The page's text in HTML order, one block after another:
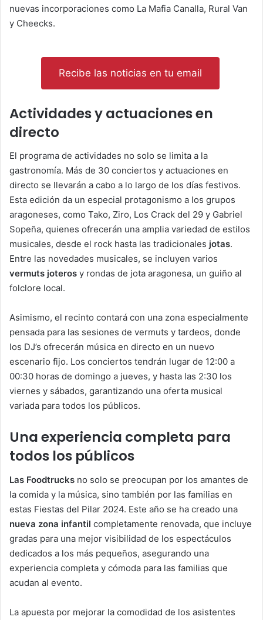
nuevas incorporaciones como La Mafia Canalla, Rural Van
y Cheecks.
Recibe las noticias en tu email
Actividades y actuaciones en
directo
El programa de actividades no solo se limita a la
gastronomía. Más de 30 conciertos y actuaciones en
directo se llevarán a cabo a lo largo de los días festivos.
Esta edición da un especial protagonismo a los grupos
aragoneses, como Tako, Ziro, Los Crack del 29 y Gabriel
Sopeña, quienes ofrecerán una amplia variedad de estilos
musicales, desde el rock hasta las tradicionales jotas.
Entre las novedades musicales, se incluyen varios
vermuts joteros y rondas de jota aragonesa, un guiño al
folclore local.
Asimismo, el recinto contará con una zona especialmente
pensada para las sesiones de vermuts y tardeos, donde
los DJ’s ofrecerán música en directo en un nuevo
escenario fijo. Los conciertos tendrán lugar de 12:00 a
00:30 horas de domingo a jueves, y hasta las 2:30 los
viernes y sábados, garantizando una oferta musical
variada para todos los públicos.
Una experiencia completa para
todos los públicos
Las Foodtrucks no solo se preocupan por los amantes de
la comida y la música, sino también por las familias en
estas Fiestas del Pilar 2024. Este año se ha creado una
nueva zona infantil completamente renovada, que incluye
gradas para una mejor visibilidad de los espectáculos
dedicados a los más pequeños, asegurando una
experiencia completa y cómoda para las familias que
acudan al evento.
La apuesta por mejorar la comodidad de los asistentes